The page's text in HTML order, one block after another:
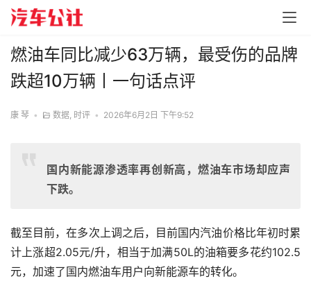
燃油车同比减少63万辆，最受伤的品牌
跌超10万辆丨一句话点评
康 琴 • 数据, 时评 • 2026年6月2日 下午9:52
国内新能源渗透率再创新高，燃油车市场却应声
下跌。
截至目前，在多次上调之后，目前国内汽油价格比年初时累
计上涨超2.05元/升，相当于加满50L的油箱要多花约102.5
元‌，加速了国内燃油车用户向新能源车的转化。